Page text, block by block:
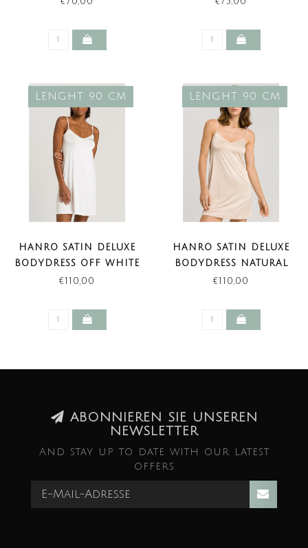
LENGHT 90 CM
HANRO SATIN DELUXE
BODYDRESS OFF WHITE
LENGTE 85 CM
€110,00
LENGHT 90 CM
HANRO SATIN DELUXE
BODYDRESS NATURAL
LENGTE 85 CM
€110,00
ABONNIEREN SIE UNSEREN
NEWSLETTER
And stay up to date with our latest
offers